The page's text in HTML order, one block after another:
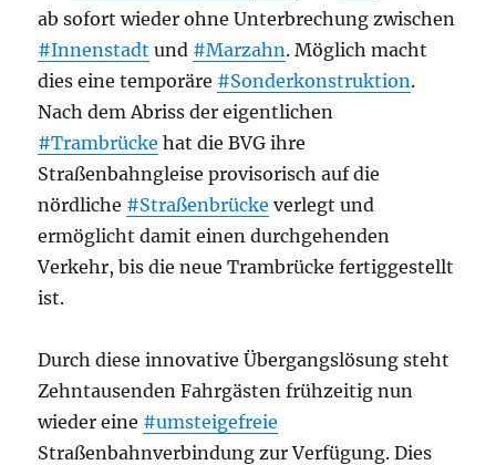
ab sofort wieder ohne Unterbrechung zwischen
#Innenstadt und #Marzahn. Möglich macht
dies eine temporäre #Sonderkonstruktion.
Nach dem Abriss der eigentlichen
#Trambrücke hat die BVG ihre
Straßenbahngleise provisorisch auf die
nördliche #Straßenbrücke verlegt und
ermöglicht damit einen durchgehenden
Verkehr, bis die neue Trambrücke fertiggestellt
ist.
Durch diese innovative Übergangslösung steht
Zehntausenden Fahrgästen frühzeitig nun
wieder eine #umsteigefreie
Straßenbahnverbindung zur Verfügung. Dies